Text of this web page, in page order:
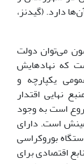
دارد. (گیدنز،
مى‌توان دولت
که نهادهایش
یکپارچه و
نهایى اقتدار
است به وجود
است. داراى
بوروکراسى
اقتصادى براى